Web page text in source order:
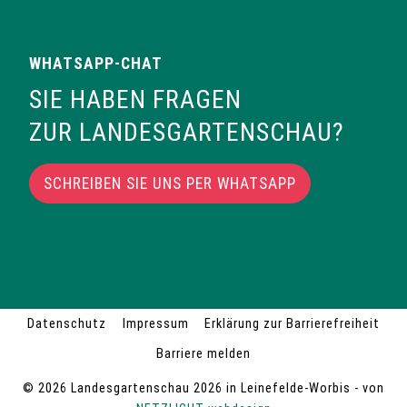
WHATSAPP-CHAT
SIE HABEN FRAGEN
ZUR LANDESGARTENSCHAU?
SCHREIBEN SIE UNS PER WHATSAPP
© 2026 Landesgartenschau 2026 in Leinefelde-Worbis - von
Datenschutz Impressum
Erklärung zur Barrierefreiheit
Barriere melden